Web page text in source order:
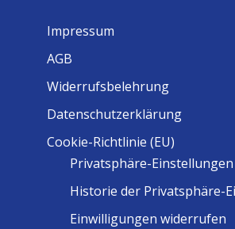
Impressum
AGB
Widerrufsbelehrung
Datenschutzerklärung
Cookie-Richtlinie (EU)
Privatsphäre-
Historie der Privatsphäre-
Einwilligungen widerrufen